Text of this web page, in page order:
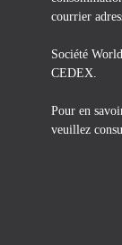
courrier
Société
CEDEX.
Pour en
veuillez